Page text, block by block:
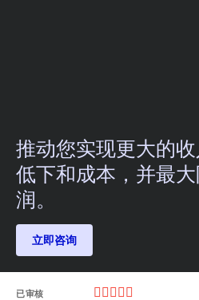
推动您实现更大的
低下和成本，并最
润。​
立即咨询
已审核     